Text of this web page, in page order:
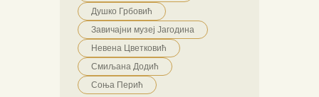
Душко Грбовић
Завичајни музеј Јагодина
Невена Цветковић
Смиљана Додић
Соња Перић